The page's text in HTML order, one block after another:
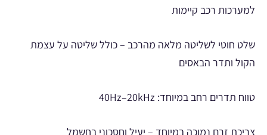
למערכות רכב קיימות
שלט חוטי לשליטה מלאה מהרכב – כולל שליטה על עצמת
הקול ותדר הבאסים
טווח תדרים רחב במיוחד: 40Hz–20kHz
צריכת זרם נמוכה במיוחד – יעיל וחסכוני בחשמל